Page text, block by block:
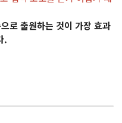
로 출원하는 것이 가장 효과
.